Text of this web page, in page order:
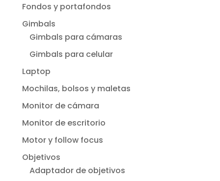
Fondos y portafondos
Gimbals
Gimbals para cámaras
Gimbals para celular
Laptop
Mochilas, bolsos y maletas
Monitor de cámara
Monitor de escritorio
Motor y follow focus
Objetivos
Adaptador de objetivos